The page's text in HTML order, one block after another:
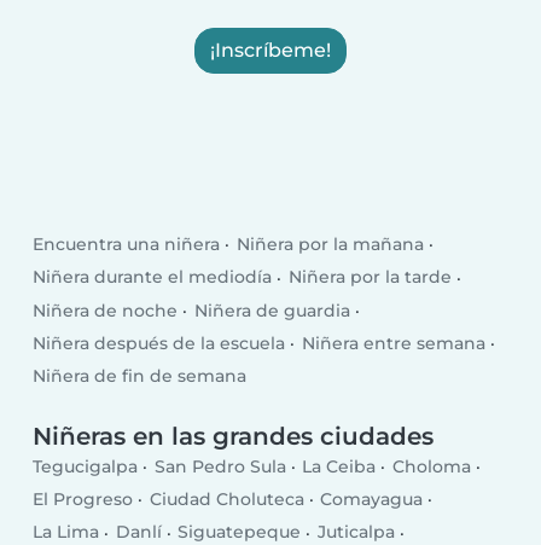
¡Inscríbeme!
Encuentra una niñera
Niñera por la mañana
Niñera durante el mediodía
Niñera por la tarde
Niñera de noche
Niñera de guardia
Niñera después de la escuela
Niñera entre semana
Niñera de fin de semana
Niñeras en las grandes ciudades
Tegucigalpa San Pedro Sula La Ceiba
Choloma
El Progreso
Ciudad Choluteca
Comayagua
La Lima
Danlí Siguatepeque
Juticalpa